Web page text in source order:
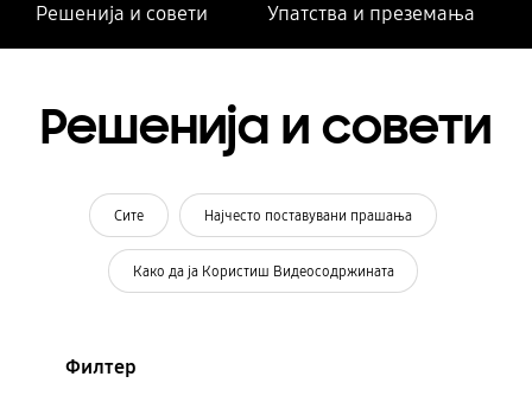
Решенија и совети Упатства и преземања
Решенија и совети
Сите Најчесто поставувани прашања
Како да ја Користиш Видеосодржината
Филтер